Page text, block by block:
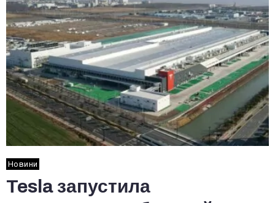
Новини
Tesla запустила